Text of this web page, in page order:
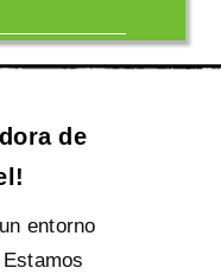
de
entorno